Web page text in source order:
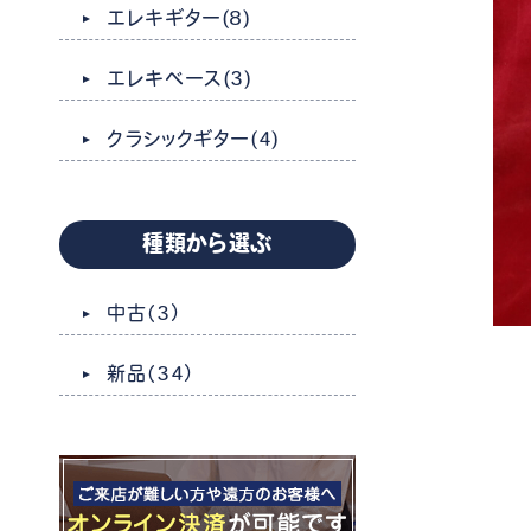
エレキギター(8)
エレキベース (3)
クラシックギター(4)
種類から選ぶ
中古（3）
新品（34）